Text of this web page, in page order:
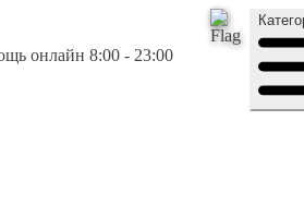
онлайн 8:00 - 23:00